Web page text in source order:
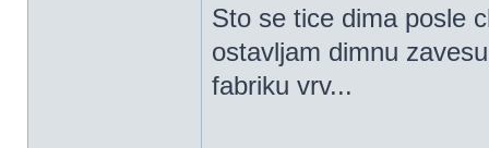
Sto se tice dima posle
ostavljam dimnu
fabriku vrv...